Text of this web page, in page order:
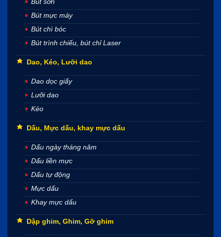
Bút mực máy
Bút chì bóc
Bút trình chiếu, bút chỉ Laser
Dao, Kéo, Lưỡi dao
Dao dọc giấy
Lưỡi dao
Kéo
Dấu, Mực dấu, khay mực dấu
Dấu ngày tháng năm
Dấu liền mực
Dấu tự động
Mực dấu
Khay mực dấu
Dập ghim, Ghim, Gỡ ghim